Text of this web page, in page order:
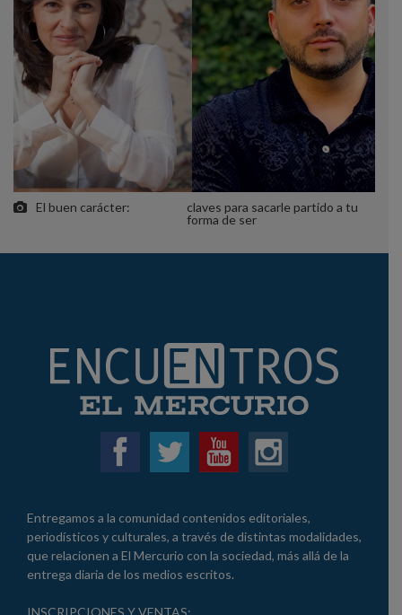
El buen carácter:
claves para sacarle partido a tu
forma de ser
Entregamos a la comunidad contenidos editoriales,
periodísticos y culturales, a través de distintas modalidades,
que relacionen a El Mercurio con la sociedad, más allá de la
entrega diaria de los medios escritos.